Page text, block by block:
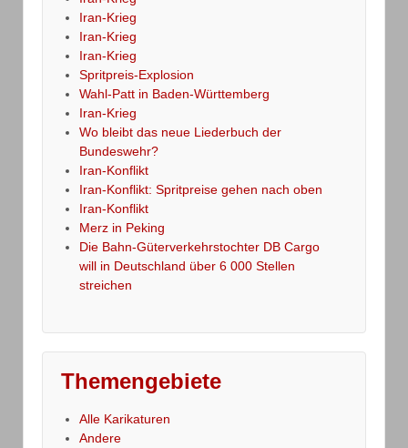
Iran-Krieg
Iran-Krieg
Iran-Krieg
Spritpreis-Explosion
Wahl-Patt in Baden-Württemberg
Iran-Krieg
Wo bleibt das neue Liederbuch der
Bundeswehr?
Iran-Konflikt
Iran-Konflikt: Spritpreise gehen nach oben
Iran-Konflikt
Merz in Peking
Die Bahn-Güterverkehrstochter DB Cargo
will in Deutschland über 6 000 Stellen
streichen
Themengebiete
Alle Karikaturen
Andere